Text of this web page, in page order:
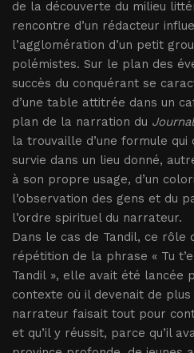
de la découverte du milieu
rencontre d’un rédacteur
l’agglomération d’un petit
polémistes. Sur le plan des
succès du conquérant se
d’une table attitrée dans un
plan de la narration du Journal
la trouvaille d’une formule
survie dans un lieu donné,
à son propre usage, d’un
l’observation des gens et du
l’ordre spirituel du narrateur.
Dans le cas de Tandil, ce rôle
répétition de la phrase « Tu
Tandil », elle avait été lancée
contexte où il devenait de
narrateur faisait tout pour
et qu’il y réussit, parce qu’il